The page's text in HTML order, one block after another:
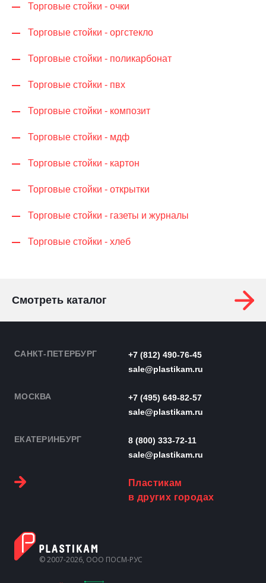
Торговые стойки - очки
Торговые стойки - оргстекло
Торговые стойки - поликарбонат
Торговые стойки - пвх
Торговые стойки - композит
Торговые стойки - мдф
Торговые стойки - картон
Торговые стойки - открытки
Торговые стойки - газеты и журналы
Торговые стойки - хлеб
Смотреть каталог
САНКТ-ПЕТЕРБУРГ
+7 (812) 490-76-45
sale@plastikam.ru
МОСКВА
+7 (495) 649-82-57
sale@plastikam.ru
ЕКАТЕРИНБУРГ
8 (800) 333-72-11
sale@plastikam.ru
Пластикам
в других городах
© 2007-2026, ООО ПОСМ-РУС